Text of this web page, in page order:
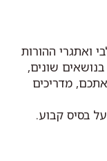
ואתגרי ההורות
שונים,
מדריכים
בסיס קבוע.